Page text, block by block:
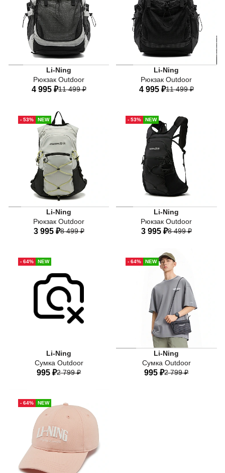
Li-Ning
Рюкзак Outdoor
4 995 ₽11 499 ₽
One-size
Li-Ning
Рюкзак Outdoor
4 995 ₽11 499 ₽
One-size
- 53% NEW
Li-Ning
Рюкзак Outdoor
3 995 ₽8 499 ₽
One-size
- 53% NEW
Li-Ning
Рюкзак Outdoor
3 995 ₽8 499 ₽
One-size
- 64% NEW
Li-Ning
Сумка Outdoor
995 ₽2 799 ₽
One-size
- 64% NEW
Li-Ning
Сумка Outdoor
995 ₽2 799 ₽
- 64% NEW